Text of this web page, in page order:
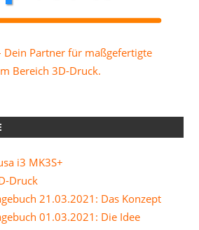
Dein Partner für maßgefertigte
Bereich 3D-Druck.
i3 MK3S+
Druck
21.03.2021: Das Konzept
01.03.2021: Die Idee